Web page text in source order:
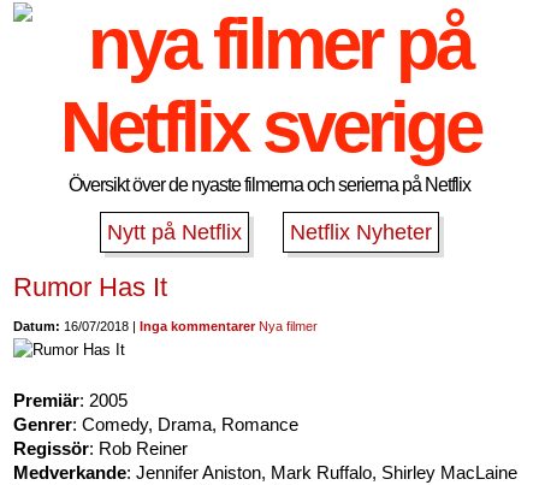
Översikt över de nyaste filmerna och serierna på Netflix
Nytt på Netflix Netflix Nyheter
Rumor Has It
Datum: 16/07/2018 |Inga kommentarer Nya filmer
Premiär: 2005
Genrer: Comedy, Drama, Romance
Regissör: Rob Reiner
Medverkande: Jennifer Aniston, Mark Ruffalo, Shirley MacLaine